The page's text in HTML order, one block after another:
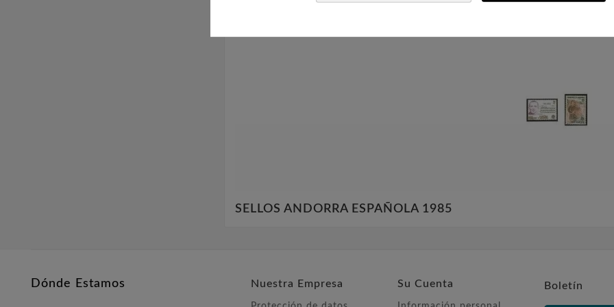
SELLOS ANDORRA ESPAÑOLA 1985
Dónde Estamos Nuestra Empresa Su Cuenta Boletín